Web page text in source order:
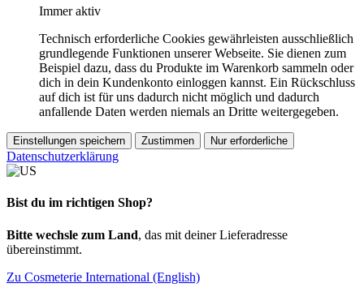
Immer aktiv
Technisch erforderliche Cookies gewährleisten ausschließlich
grundlegende Funktionen unserer Webseite. Sie dienen zum
Beispiel dazu, dass du Produkte im Warenkorb sammeln oder
dich in dein Kundenkonto einloggen kannst. Ein Rückschluss
auf dich ist für uns dadurch nicht möglich und dadurch
anfallende Daten werden niemals an Dritte weitergegeben.
Einstellungen speichern Zustimmen Nur erforderliche
Datenschutzerklärung
Bist du im richtigen Shop?
Bitte wechsle zum Land, das mit deiner Lieferadresse
übereinstimmt.
Zu Cosmeterie International (English)